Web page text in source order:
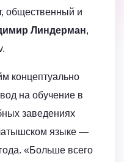
общественный и
Линдерман,
концептуально
на обучение в
заведениях
языке —
«Больше всего